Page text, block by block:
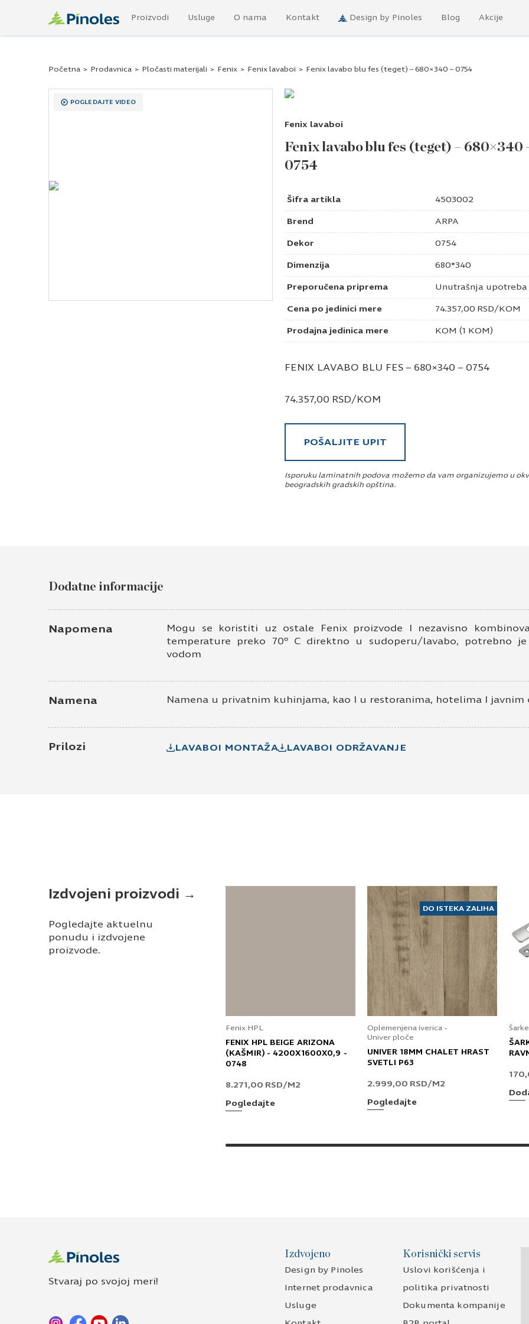
Proizvodi Usluge O nama Kontakt Design by Pinoles Blog Akcije
Početna > Prodavnica > Pločasti materijali > Fenix > Fenix lavaboi > Fenix lavabo blu fes (teget) – 680×340 – 0754
POGLEDAJTE VIDEO
Fenix lavaboi
Fenix lavabo blu fes (teget) – 680×340
0754
Šifra artikla 4503002
Brend ARPA
Dekor 0754
Dimenzija 680*340
Preporučena priprema Unutrašnja upotreba
Cena po jedinici mere 74.357,00 RSD/KOM
Prodajna jedinica mere KOM (1 KOM)
FENIX LAVABO BLU FES – 680×340 – 0754
74.357,00 RSD/KOM
POŠALJITE UPIT
Isporuku laminatnih podova možemo da vam organizujemo u
beogradskih gradskih opština.
Prihvatam Uslove korišćenja i Politiku
Prijavljujem se za vesti i obaveštenja
Pošaljite UPIT
Dodatne informacije
Napomena
Mogu se koristiti uz ostale Fenix proizvode I nezavisno
temperature preko 70º C direktno u sudoperu/lavabo, potrebno
vodom
Namena Namena u privatnim kuhinjama, kao I u restoranima, hotelima I javnim
Prilozi LAVABOI MONTAŽA LAVABOI ODRŽAVANJE
Izdvojeni proizvodi →
Pogledajte aktuelnu
ponudu i izdvojene
proizvode.
Fenix HPL
FENIX HPL BEIGE ARIZONA
(KAŠMIR) - 4200X1600X0,9 -
0748
8.271,00 RSD/M2
Pogledajte
DO ISTEKA ZALIHA
Oplemenjena iverica -
Univer ploče
UNIVER 18MM CHALET HRAST
SVETLI P63
2.999,00 RSD/M2
Pogledajte
Stvaraj po svojoj meri!
Izdvojeno
Design by Pinoles
Internet prodavnica
Usluge
Korisnički servis
Uslovi korišćenja i
politika privatnosti
Dokumenta kompanije